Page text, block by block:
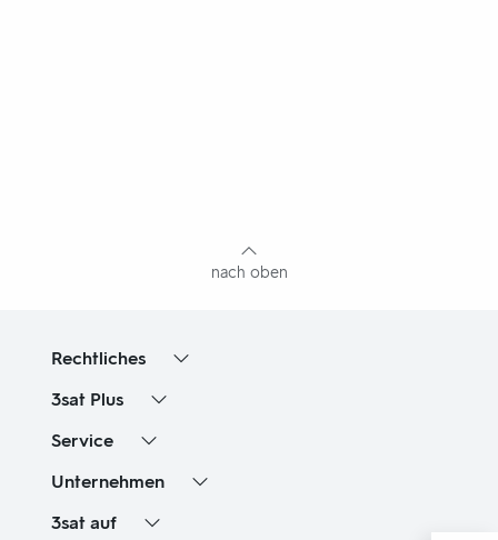
nach oben
Rechtliches
3sat Plus
Service
Unternehmen
3sat auf